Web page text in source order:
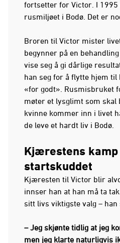
fortsetter for Victor. I 1995
rusmiljøet i Bodø. Det er
Broren til Victor mister
begynner på en
vise seg å gi dårlige
han seg for å flytte hjem til
«for godt». Rusmisbruket
møter et lysglimt som skal
kvinne kommer inn i livet
de leve et hardt liv i Bodø.
Kjærestens kamp
startskuddet
Kjæresten til Victor blir
innser han at han må ta
sitt livs viktigste valg –
– Jeg skjønte tidlig at jeg
men jeg klarte naturligvis